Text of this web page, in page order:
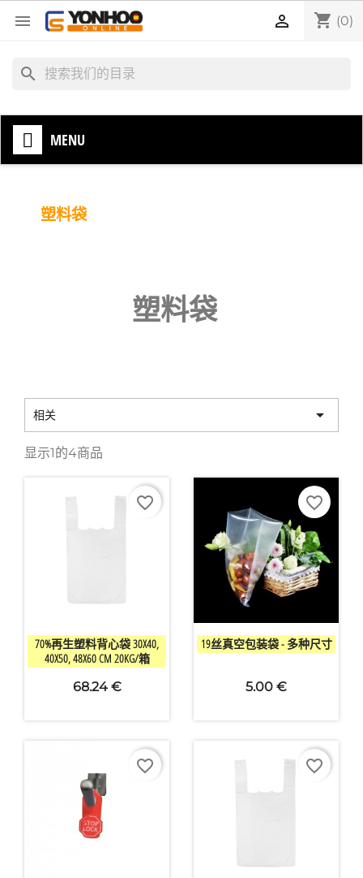
 shopping_cart (0)

search
MENU
塑料袋
塑料袋
相关 
显示1的4商品
快速查看
70%再生塑料背心袋 30X40,
40X50, 48X60 CM 20KG/箱
68.24 €
favorite_border
快速查看
19丝真空包装袋 - 多种尺寸
5.00 €
favorite_border
favorite_border favorite_border